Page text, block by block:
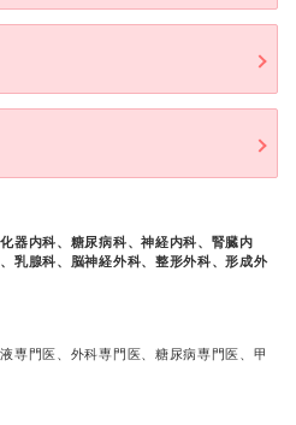
器内科、糖尿病科、神経内科、腎臓内
乳腺科、脳神経外科、整形外科、形成外
専門医、外科専門医、糖尿病専門医、甲